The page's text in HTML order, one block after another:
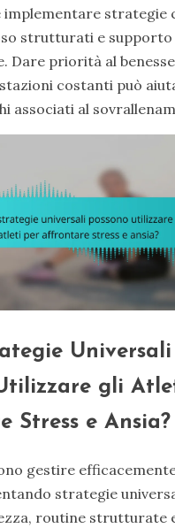
implementare strategie
strutturati e supporto
Dare priorità al
costanti può
associati al
Universali
gli
Stress e Ansia?
gestire
strategie
routine strutturate